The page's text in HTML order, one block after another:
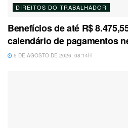
DIREITOS DO TRABALHADOR
Benefícios de até R$
calendário de pagamentos
5 DE AGOSTO DE 2026, 08:14H